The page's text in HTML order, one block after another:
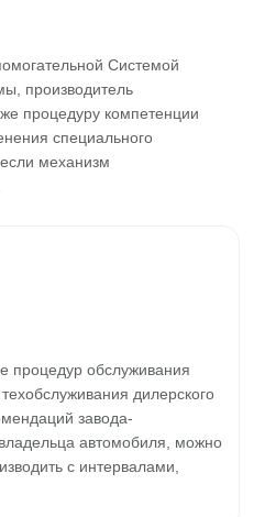
Системой
производитель
процедуру компетенции
специального
механизм
процедур обслуживания
дилерского
завода-
автомобиля, можно
с интервалами,